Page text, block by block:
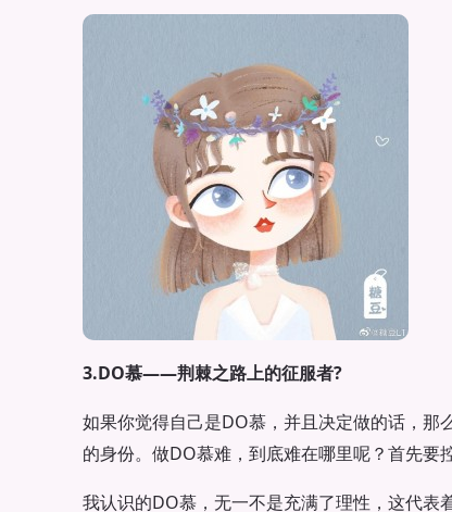
3.DO慕——荆棘之路上的征服者?
如果你觉得自己是DO慕，并且决定做的话，那
的身份。做DO慕难，到底难在哪里呢？首先要
我认识的DO慕，无一不是充满了理性，这代表